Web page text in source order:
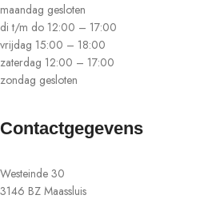
maandag gesloten
di t/m do 12:00 – 17:00
vrijdag 15:00 – 18:00
zaterdag 12:00 – 17:00
zondag gesloten
Contactgegevens
Westeinde 30
3146 BZ Maassluis